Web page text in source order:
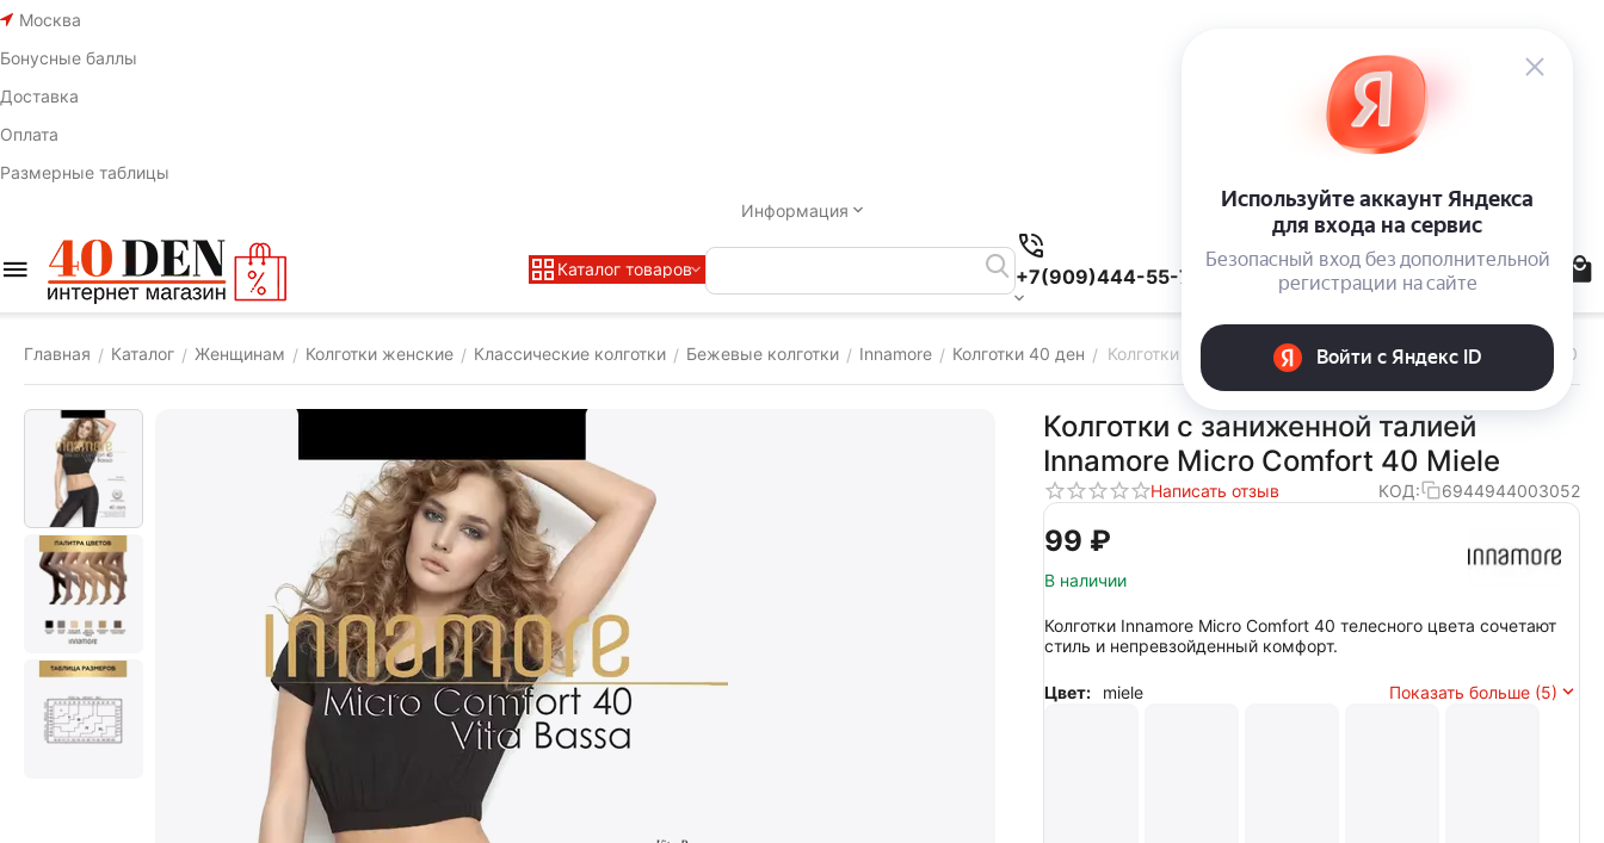
Москва
Бонусные баллы
Доставка
Оплата
Размерные таблицы
Информация
Каталог товаров +7(909)444-55-78
Главная / Каталог / Женщинам / Колготки женские / Классические колготки / Бежевые колготки / Innamore / Колготки 40 ден / Колготки с заниженной талией Innamore Micro Comfort 40
Колготки с заниженной талией
Innamore Micro Comfort 40 Miele
Написать отзыв КОД: 6944944003052
‍99‍ ₽
В наличии
Колготки Innamore Micro Comfort 40 телесного цвета сочетают
стиль и непревзойденный комфорт.
Цвет: miele Показать больше (5)